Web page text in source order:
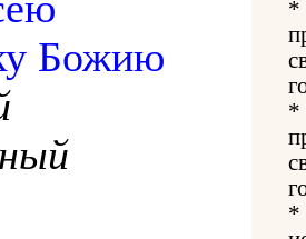
Божию
*
*
*